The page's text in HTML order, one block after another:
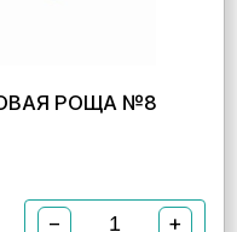
РОЩА №8
− +